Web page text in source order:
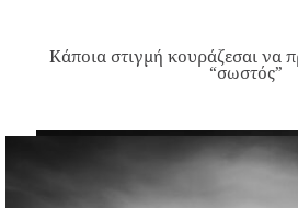
Κάποια στιγμή κουράζεσαι να
“σωστός”